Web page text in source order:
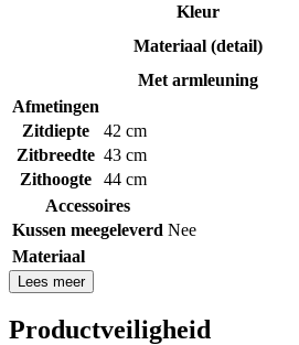
Kleur
Materiaal (detail)
Met armleuning
Afmetingen
Zitdiepte
42 cm
Zitbreedte 43 cm
Zithoogte
44 cm
Accessoires
Kussen meegeleverd Nee
Materiaal
Lees meer
Productveiligheid